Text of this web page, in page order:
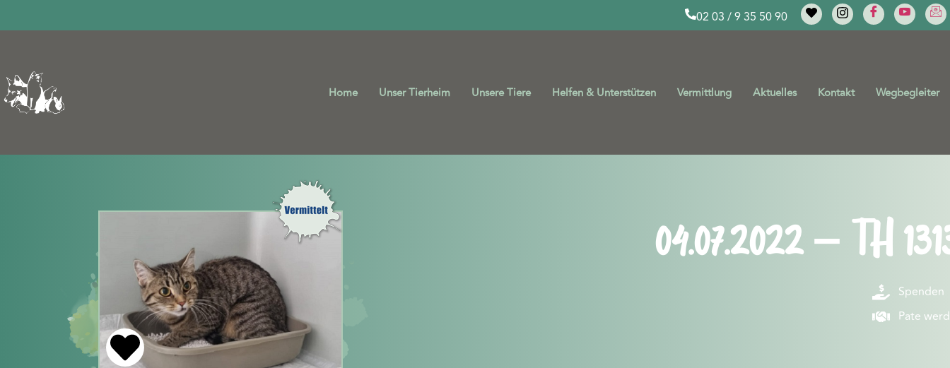
02 03 / 9 35 50 90
Home Unser Tierheim Unsere Tiere Helfen & Unterstützen Vermittlung Aktuelles Kontakt Wegbegleiter
04.07.2022 – TH
Spenden
Pate